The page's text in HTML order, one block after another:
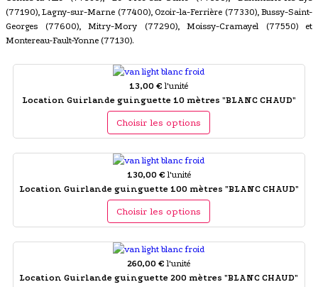
(77190), Lagny-sur-Marne (77400), Ozoir-la-Ferrière (77330), Bussy-Saint-
Georges (77600), Mitry-Mory (77290), Moissy-Cramayel (77550) et
Montereau-Fault-Yonne (77130).
13,00 € l'unité
Location Guirlande guinguette 10 mètres "BLANC CHAUD"
Choisir les options
130,00 € l'unité
Location Guirlande guinguette 100 mètres "BLANC CHAUD"
Choisir les options
260,00 € l'unité
Location Guirlande guinguette 200 mètres "BLANC CHAUD"